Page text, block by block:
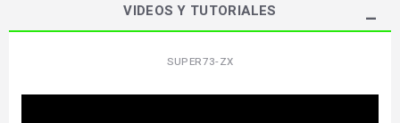
VIDEOS Y TUTORIALES
SUPER73-ZX